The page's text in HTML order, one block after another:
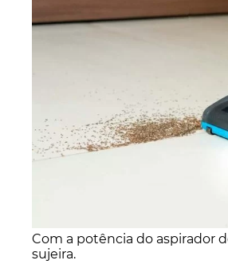
Com a potência do aspirador
sujeira.